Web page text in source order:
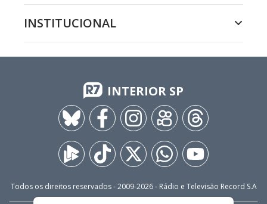
INSTITUCIONAL
INTERIOR SP
Todos os direitos reservados - 2009-2026- Rádio e Televisão Record S.A